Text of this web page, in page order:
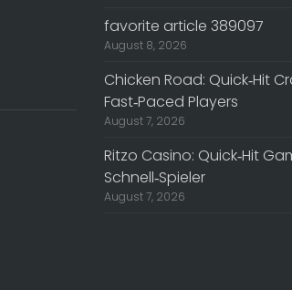
favorite article 389097
August 8, 2026
Chicken Road: Quick‑Hit
Fast‑Paced Players
August 7, 2026
Ritzo Casino: Quick‑Hit
Schnell‑Spieler
August 7, 2026